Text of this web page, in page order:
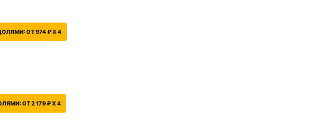
ОТ 974 ₽ X 4
ОТ 2 179 ₽ X 4